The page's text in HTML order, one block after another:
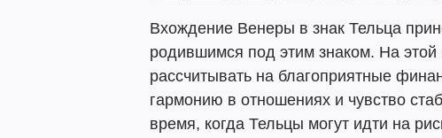
Вхождение Венеры в знак Тельца
родившимся под этим знаком. На этой
рассчитывать на благоприятные
гармонию в отношениях и чувство
время, когда Тельцы могут идти на